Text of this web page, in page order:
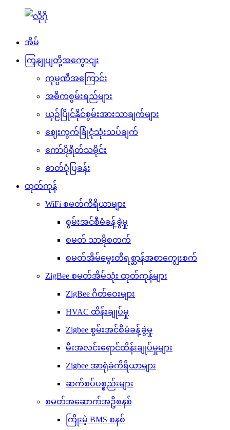
အိမ်
ကြှနျုပျတို့အကွောငျး
ကုမ္ပဏီအကြောင်း
အဓိကစွမ်းရည်များ
ယှဉ်ပြိုင်နိုင်စွမ်းအားသာချက်များ
ဈေးကွက်ခြုံငုံသုံးသပ်ချက်
ကော်ပိုရိတ်သမိုင်း
ဓာတ်ပုံပြခန်း
ထုတ်ကုန်
WiFi စမတ်ကိရိယာများ
စွမ်းအင်စီမံခန့်ခွဲမှု
စမတ် သာမိုစတက်
စမတ်အိမ်မွေးတိရစ္ဆာန်အစာကျွေးစက်
ZigBee စမတ်အိမ်သုံး ထုတ်ကုန်များ
ZigBee ဂိတ်ဝေးများ
HVAC ထိန်းချုပ်မှု
Zigbee စွမ်းအင်စီမံခန့်ခွဲမှု
မီးအလင်းရောင်ထိန်းချုပ်မှုများ
Zigbee အာရုံခံကိရိယာများ
ဆက်စပ်ပစ္စည်းများ
စမတ်အဆောက်အဦစနစ်
ကြိုးမဲ့ BMS စနစ်